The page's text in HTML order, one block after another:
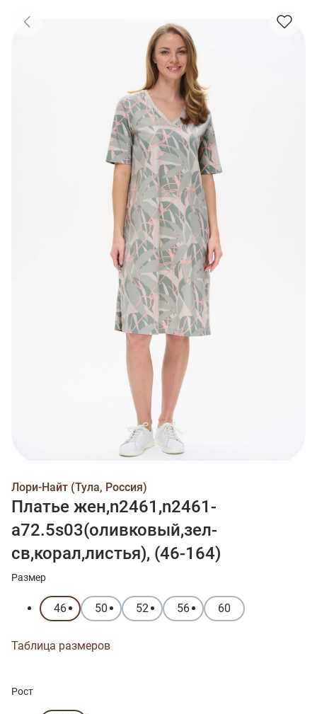
Лори-Найт (Тула, Россия)
Платье жен,n2461,n2461-
a72.5s03(оливковый,зел-
св,корал,листья), (46-164)
Размер
46 50 52 56 60
Таблица размеров
Рост